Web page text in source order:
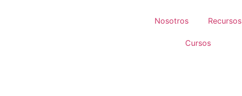
Nosotros Recursos
Cursos